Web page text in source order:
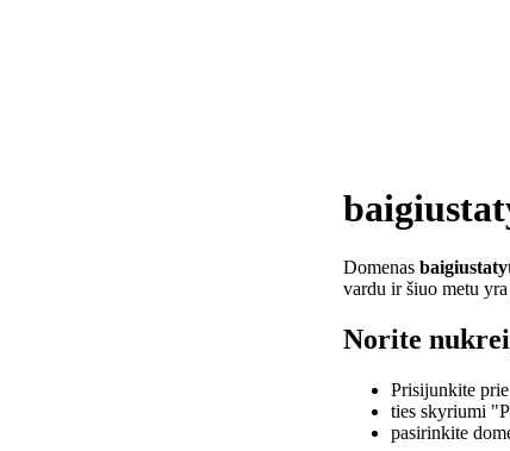
Domenas
vardu ir šiuo metu
Norite
Prisijunkite
ties skyriumi
pasirinkite